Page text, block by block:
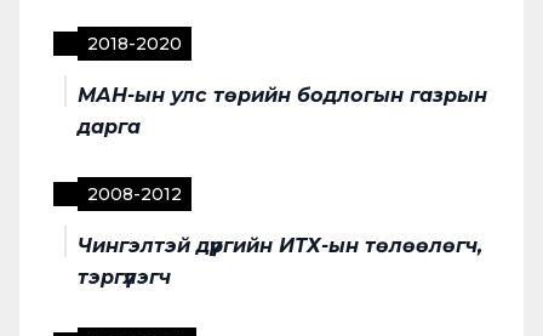
2018-2020
МАН-ын улс төрийн бодлогын газрын
дарга
2008-2012
Чингэлтэй дүүргийн ИТХ-ын төлөөлөгч,
тэргүүлэгч